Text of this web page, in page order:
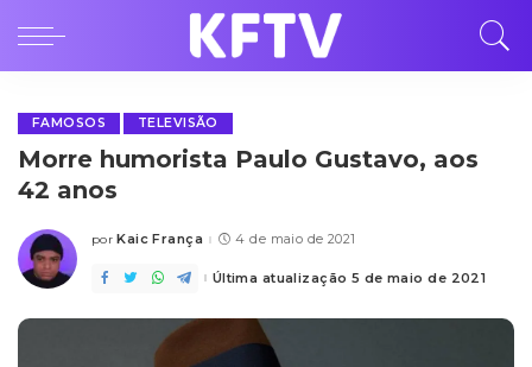
FAMOSOS TELEVISÃO
Morre humorista Paulo Gustavo, aos
42 anos
Posted
por Kaic França 4 de maio de 2021
Última atualização 5 de maio de 2021